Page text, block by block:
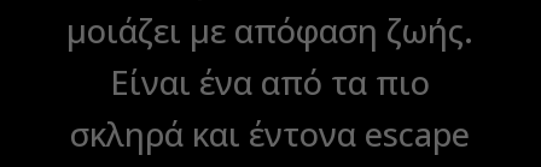
μοιάζει με απόφαση ζωής.
Είναι ένα από τα πιο
σκληρά και έντονα escape